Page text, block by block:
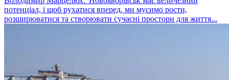
потенціал, і щоб рухатися вперед, ми мусимо рости,
розширюватися та створювати сучасні простори для життя...